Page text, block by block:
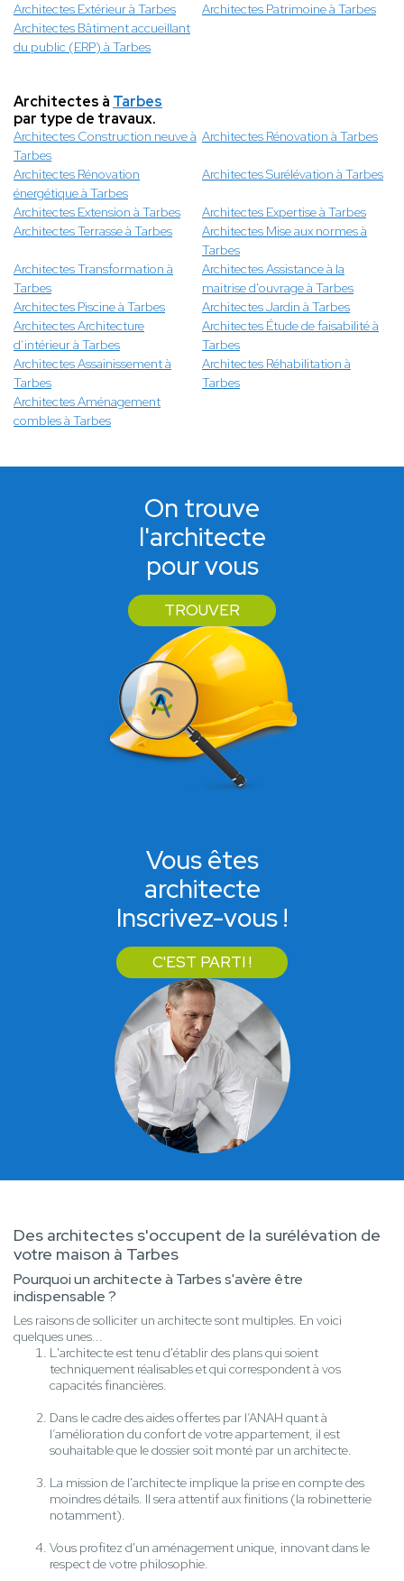
Architectes Extérieur à Tarbes
Architectes Patrimoine à Tarbes
Architectes Bâtiment accueillant
du public (ERP) à Tarbes
Architectes à Tarbes
par type de travaux.
Architectes Construction neuve à
Tarbes
Architectes Rénovation à Tarbes
Architectes Rénovation
énergétique à Tarbes
Architectes Surélévation à Tarbes
Architectes Extension à Tarbes
Architectes Expertise à Tarbes
Architectes Terrasse à Tarbes
Architectes Mise aux normes à
Tarbes
Architectes Transformation à
Tarbes
Architectes Assistance à la
maitrise d'ouvrage à Tarbes
Architectes Piscine à Tarbes
Architectes Jardin à Tarbes
Architectes Architecture
d’intérieur à Tarbes
Architectes Étude de faisabilité à
Tarbes
Architectes Assainissement à
Tarbes
Architectes Réhabilitation à
Tarbes
Architectes Aménagement
combles à Tarbes
On trouve
l'architecte
pour vous
TROUVER
Vous êtes
architecte
Inscrivez-vous !
C'EST PARTI !
Des architectes s'occupent de la surélévation de
votre maison à Tarbes
Pourquoi un architecte à Tarbes s'avère être
indispensable ?
Les raisons de solliciter un architecte sont multiples. En voici
quelques unes...
L'architecte est tenu d'établir des plans qui soient
techniquement réalisables et qui correspondent à vos
capacités financières.
Dans le cadre des aides offertes par l’ANAH quant à
l’amélioration du confort de votre appartement, il est
souhaitable que le dossier soit monté par un architecte.
La mission de l'architecte implique la prise en compte des
moindres détails. Il sera attentif aux finitions (la robinetterie
notamment).
Vous profitez d'un aménagement unique, innovant dans le
respect de votre philosophie.